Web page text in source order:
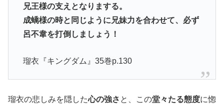
兄王様の支えとなりまする。
成蟜様の時と同じように兄妹力を合わせて、必ず
呂不韋を打倒しましょう！
瑠衣『キングダム』35巻p.130
瑠衣の悲しみを隠した心の強さ と、この堂々たる態度に惚